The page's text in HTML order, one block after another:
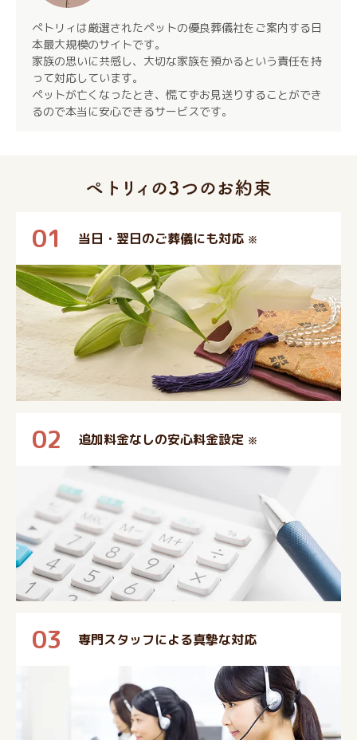
ぺトリィは厳選されたペットの優良葬儀社をご案内する日
本最大規模のサイトです。
家族の思いに共感し、大切な家族を預かるという責任を持
って対応しています。
ペットが亡くなったとき、慌てずお見送りすることができ
るので本当に安心できるサービスです。
01 当日・翌日のご葬儀にも対応 ※
02 追加料金なしの安心料金設定 ※
03 専門スタッフによる真摯な対応